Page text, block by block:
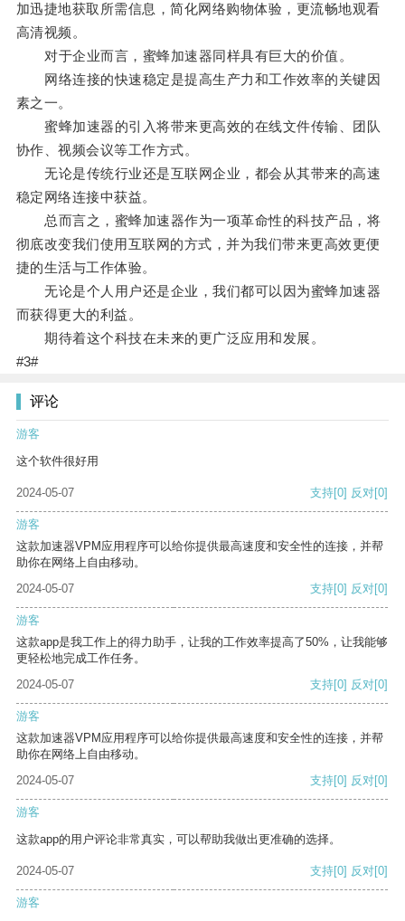
加迅捷地获取所需信息，简化网络购物体验，更流畅地观看
高清视频。
对于企业而言，蜜蜂加速器同样具有巨大的价值。
网络连接的快速稳定是提高生产力和工作效率的关键因
素之一。
蜜蜂加速器的引入将带来更高效的在线文件传输、团队
协作、视频会议等工作方式。
无论是传统行业还是互联网企业，都会从其带来的高速
稳定网络连接中获益。
总而言之，蜜蜂加速器作为一项革命性的科技产品，将
彻底改变我们使用互联网的方式，并为我们带来更高效更便
捷的生活与工作体验。
无论是个人用户还是企业，我们都可以因为蜜蜂加速器
而获得更大的利益。
期待着这个科技在未来的更广泛应用和发展。
#3#
评论
游客
这个软件很好用
2024-05-07 支持[0] 反对[0]
游客
这款加速器VPM应用程序可以给你提供最高速度和安全性的连接，并帮
助你在网络上自由移动。
2024-05-07
支持[0] 反对[0]
游客
这款app是我工作上的得力助手，让我的工作效率提高了50%，让我能够
更轻松地完成工作任务。
2024-05-07
支持[0] 反对[0]
游客
这款加速器VPM应用程序可以给你提供最高速度和安全性的连接，并帮
助你在网络上自由移动。
2024-05-07
支持[0] 反对[0]
游客
这款app的用户评论非常真实，可以帮助我做出更准确的选择。
2024-05-07 支持[0] 反对[0]
游客